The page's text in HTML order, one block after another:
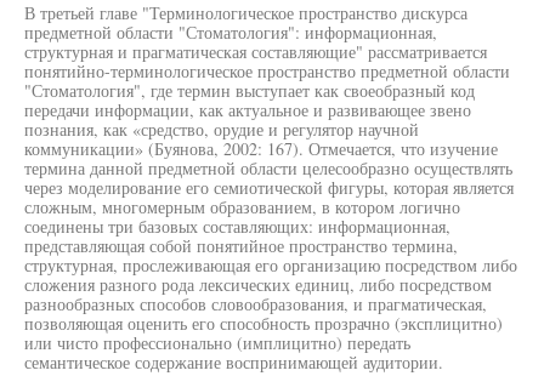
В третьей главе "Терминологическое пространство дискурса
предметной области "Стоматология": информационная,
структурная и прагматическая составляющие" рассматривается
понятийно-терминологическое пространство предметной области
"Стоматология", где термин выступает как своеобразный код
передачи информации, как актуальное и развивающее звено
познания, как «средство, орудие и регулятор научной
коммуникации» (Буянова, 2002: 167). Отмечается, что изучение
термина данной предметной области целесообразно осуществлять
через моделирование его семиотической фигуры, которая является
сложным, многомерным образованием, в котором логично
соединены три базовых составляющих: информационная,
представляющая собой понятийное пространство термина,
структурная, прослеживающая его организацию посредством либо
сложения разного рода лексических единиц, либо посредством
разнообразных способов словообразования, и прагматическая,
позволяющая оценить его способность прозрачно (эксплицитно)
или чисто профессионально (имплицитно) передать
семантическое содержание воспринимающей аудитории.